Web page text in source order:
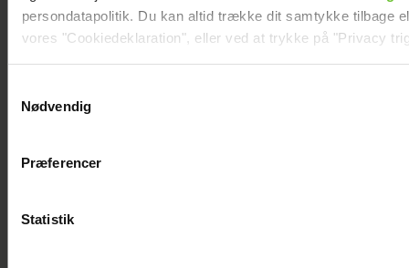
persondatapolitik. Du kan altid trække dit samtykke tilbage
vores "Cookiedeklaration", eller ved at trykke på "Privacy
Vi anvender egne cookies og cookies fra tredjeparter til at
generere statistik og huske dine præferencer samt til brug
Nødvendig
Præferencer
Statistik
svært at være i